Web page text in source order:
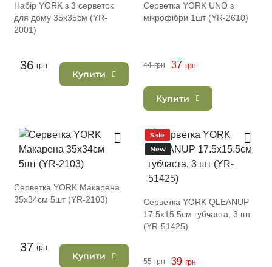
Набір YORK з 3 серветок
для дому 35х35см (YR-
2001)
36 грн
Купити
Серветка YORK UNO з
мікрофібри 1шт (YR-2610)
44 грн 37 грн
Купити
Серветка YORK Макарена
35х34см 5шт (YR-2103)
37 грн
Купити
Sale
New
Серветка YORK QLEANUP
17.5x15.5см губчаста, 3 шт
(YR-51425)
55 грн 39 грн